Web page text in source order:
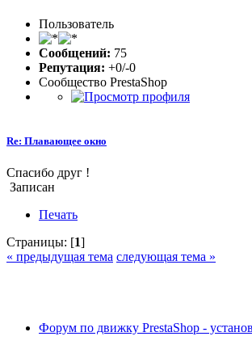
Пользователь
Сообщений: 75
Репутация: +0/-0
Сообщество PrestaShop
Re: Плавающее окно
Спасибо друг !
Записан
Печать
Страницы: [1]
« предыдущая тема следующая тема »
Форум по движку PrestaShop -